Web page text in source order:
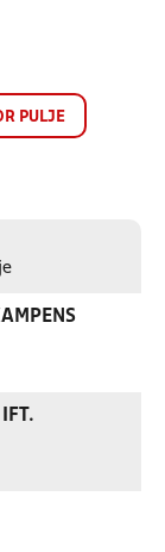
PULJE
IFT.